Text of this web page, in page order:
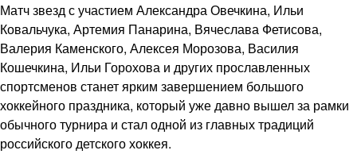
Матч звезд с участием Александра Овечкина, Ильи
Ковальчука, Артемия Панарина, Вячеслава Фетисова,
Валерия Каменского, Алексея Морозова, Василия
Кошечкина, Ильи Горохова и других прославленных
спортсменов станет ярким завершением большого
хоккейного праздника, который уже давно вышел за рамки
обычного турнира и стал одной из главных традиций
российского детского хоккея.